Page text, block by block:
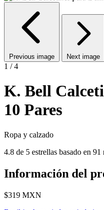
Previous image Next image
1 / 4
K. Bell
10 Pares
Ropa y calzado
4.8 de 5 estrellas basado en 91
Información del
$319 MXN